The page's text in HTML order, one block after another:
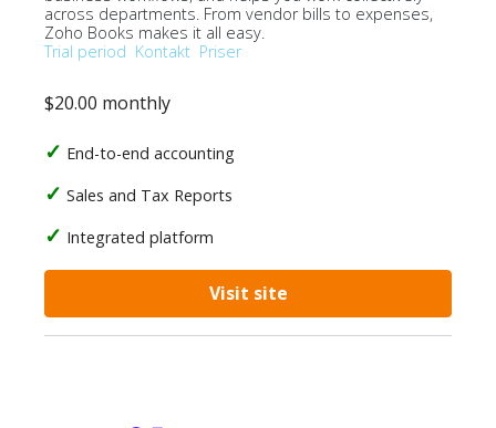
across departments. From vendor bills to expenses,
Zoho Books makes it all easy.
Trial period Kontakt Priser
$20.00 monthly
End-to-end accounting
Sales and Tax Reports
Integrated platform
Visit site